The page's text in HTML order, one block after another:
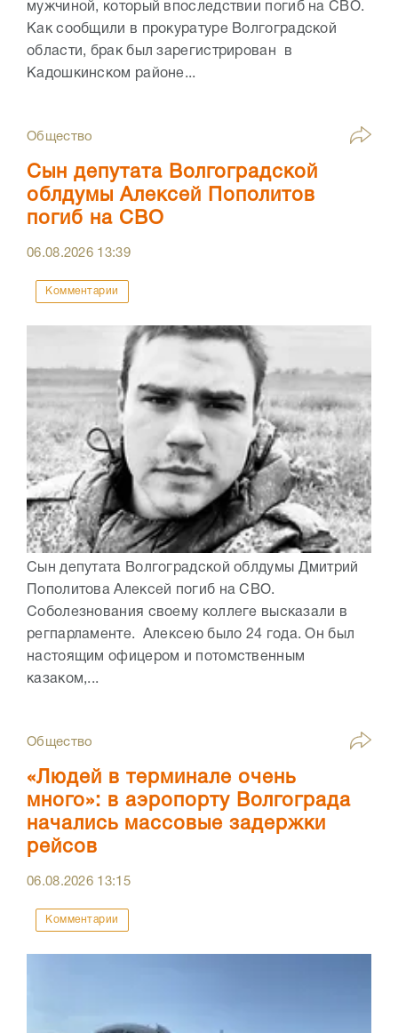
мужчиной, который впоследствии погиб на СВО.
Как сообщили в прокуратуре Волгоградской
области, брак был зарегистрирован в
Кадошкинском районе...
Общество
Сын депутата Волгоградской
облдумы Алексей Пополитов
погиб на СВО
06.08.2026 13:39
Комментарии
Сын депутата Волгоградской облдумы Дмитрий
Пополитова Алексей погиб на СВО.
Соболезнования своему коллеге высказали в
регпарламенте. Алексею было 24 года. Он был
настоящим офицером и потомственным
казаком,...
Общество
«Людей в терминале очень
много»: в аэропорту Волгограда
начались массовые задержки
рейсов
06.08.2026 13:15
Комментарии